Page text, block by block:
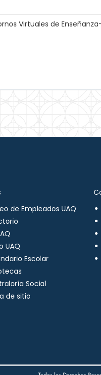
Virtuales de
de Empleados UAQ
UAQ
Escolar
Social
de sitio